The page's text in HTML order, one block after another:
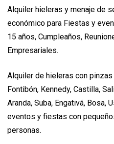
Alquiler hieleras y menaje de
económico para Fiestas y
15 años, Cumpleaños,
Empresariales.
Alquiler de hieleras con pinzas
Fontibón, Kennedy, Castilla,
Aranda, Suba, Engativá, Bosa,
eventos y fiestas con
personas.